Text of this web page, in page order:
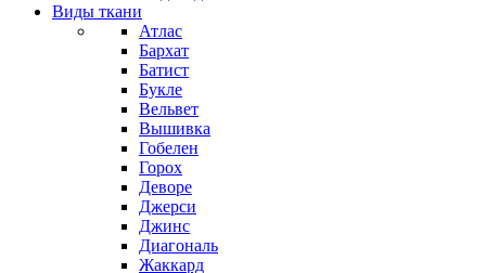
Виды ткани
Атлас
Бархат
Батист
Букле
Вельвет
Вышивка
Гобелен
Горох
Деворе
Джерси
Джинс
Диагональ
Жаккард